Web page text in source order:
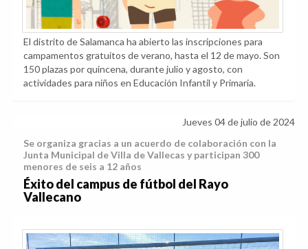
El distrito de Salamanca ha abierto las inscripciones para
campamentos gratuitos de verano, hasta el 12 de mayo. Son
150 plazas por quincena, durante julio y agosto, con
actividades para niños en Educación Infantil y Primaria.
Jueves 04 de julio de 2024
Se organiza gracias a un acuerdo de colaboración con la
Junta Municipal de Villa de Vallecas y participan 300
menores de seis a 12 años
Éxito del campus de fútbol del Rayo
Vallecano